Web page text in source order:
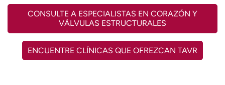
m
CONSULTE A ESPECIALISTAS EN CORAZÓN Y
VÁLVULAS ESTRUCTURALES
ENCUENTRE CLÍNICAS QUE OFREZCAN TAVR